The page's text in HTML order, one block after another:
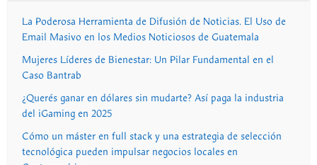
La Poderosa Herramienta de Difusión de Noticias. El Uso de
Email Masivo en los Medios Noticiosos de Guatemala
Mujeres Líderes de Bienestar: Un Pilar Fundamental en el
Caso Bantrab
¿Querés ganar en dólares sin mudarte? Así paga la industria
del iGaming en 2025
Cómo un máster en full stack y una estrategia de selección
tecnológica pueden impulsar negocios locales en